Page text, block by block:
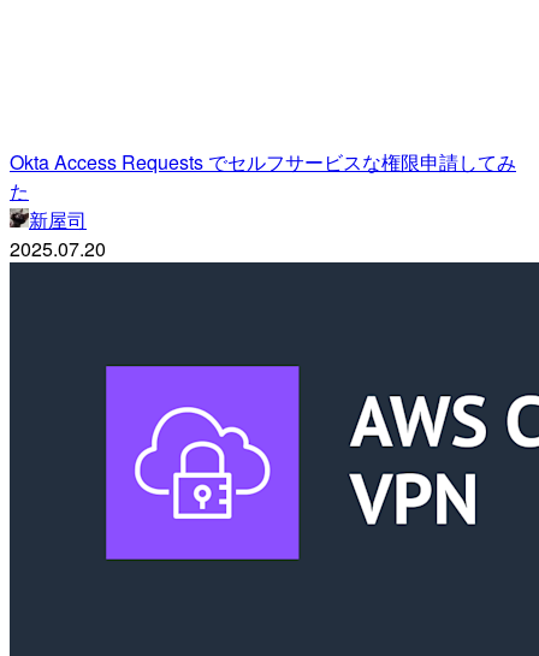
Okta Access Requests でセルフサービスな権限申請してみ
た
新屋司
2025.07.20